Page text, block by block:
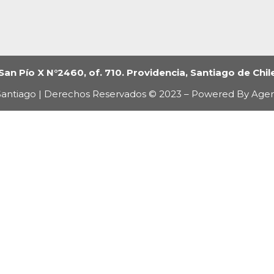
Pío X N°2460, of. 710. Providencia, Santiago de
| Derechos Reservados © 2023 – Powered By